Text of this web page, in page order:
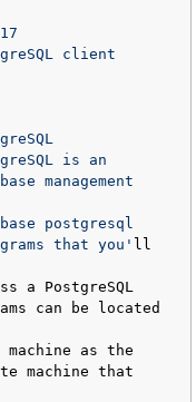
client
is an
management
that you' ll
can be located
machine that